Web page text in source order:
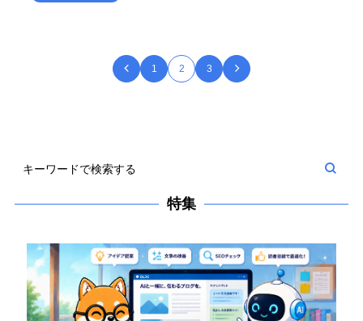
1 2 3
特集